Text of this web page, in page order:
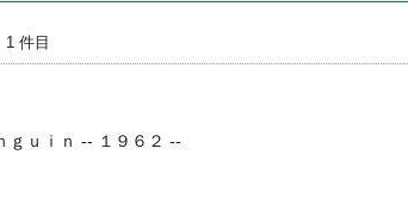
1 件目
ｇｕｉｎ -- １９６２ --